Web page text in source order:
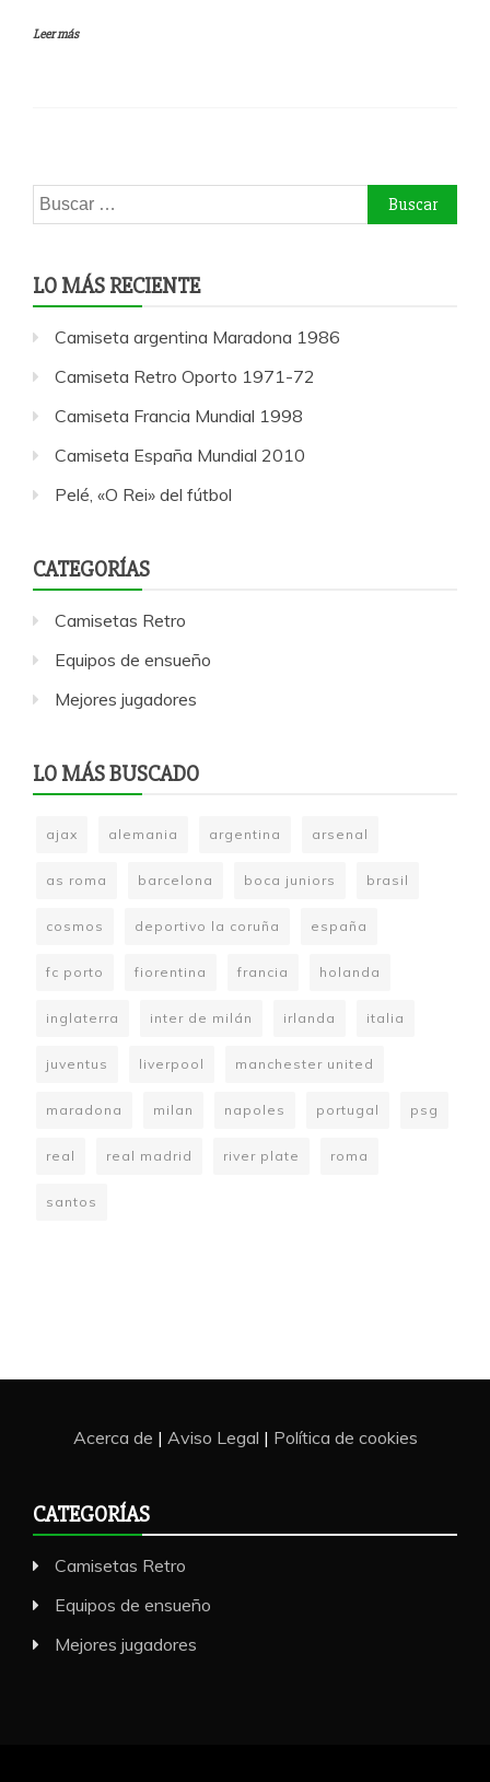
Leer más
Buscar:
LO MÁS RECIENTE
Camiseta argentina Maradona 1986
Camiseta Retro Oporto 1971-72
Camiseta Francia Mundial 1998
Camiseta España Mundial 2010
Pelé, «O Rei» del fútbol
CATEGORÍAS
Camisetas Retro
Equipos de ensueño
Mejores jugadores
LO MÁS BUSCADO
ajax alemania argentina arsenal
as roma barcelona boca juniors brasil
cosmos deportivo la coruña españa
fc porto fiorentina francia holanda
inglaterra inter de milán irlanda italia
juventus liverpool manchester united
maradona milan napoles portugal psg
real real madrid river plate roma
santos
Acerca de | Aviso Legal | Política de cookies
CATEGORÍAS
Camisetas Retro
Equipos de ensueño
Mejores jugadores